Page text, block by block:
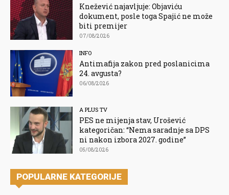
Knežević najavljuje: Objaviću
dokument, posle toga Spajić ne može
biti premijer
07/08/2026
INFO
Antimafija zakon pred poslanicima
24. avgusta?
06/08/2026
A PLUS TV
PES ne mijenja stav, Urošević
kategoričan: “Nema saradnje sa DPS
ni nakon izbora 2027. godine”
05/08/2026
POPULARNE KATEGORIJE